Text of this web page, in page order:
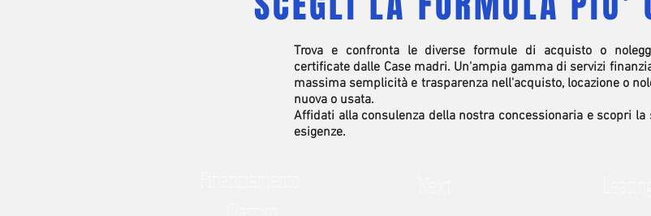
Trova e confronta le diverse formule di acquisto o
certificate dalle Case madri. Un'ampia gamma di servizi
massima semplicità e trasparenza nell'acquisto, locazione o
nuova o usata.
Affidati alla consulenza della nostra concessionaria e scopri la
esigenze.